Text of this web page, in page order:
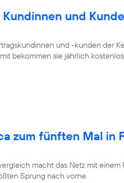
und
und -kunden der
bekommen sie jährlich
zum fünften Mal in
macht das Netz mit einem
Sprung nach vorne.